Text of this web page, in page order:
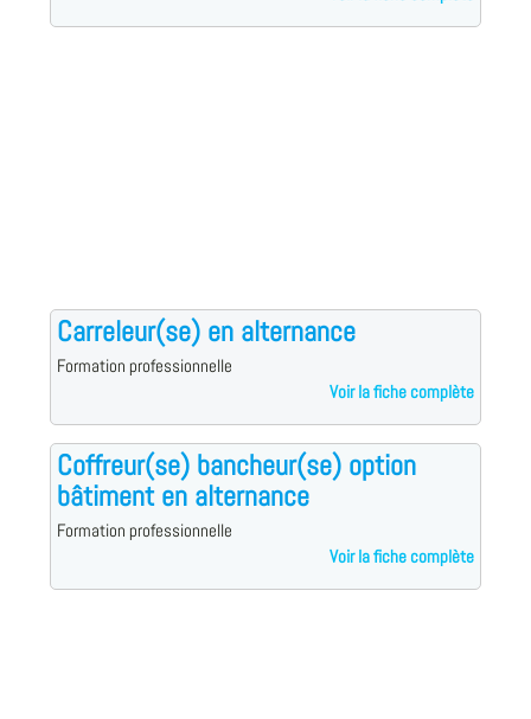
Carreleur(se) en alternance
Formation professionnelle
Voir la fiche complète
Coffreur(se) bancheur(se) option
bâtiment en alternance
Formation professionnelle
Voir la fiche complète